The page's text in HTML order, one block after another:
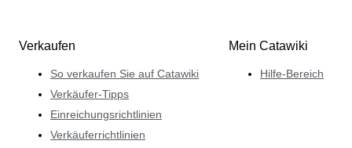
Verkaufen
So verkaufen Sie auf Catawiki
Verkäufer-Tipps
Einreichungsrichtlinien
Verkäuferrichtlinien
Mein Catawiki
Hilfe-Bereich